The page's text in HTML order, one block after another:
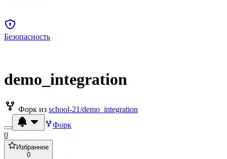
Безопасность
demo_integration
Форк из school-21/demo_integration
Форк
0
Избранное
0